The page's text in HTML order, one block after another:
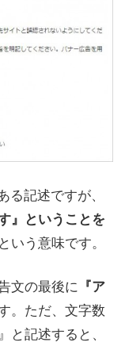
記述ですが、
』ということを
いう意味です。
文の最後に 『ア
。ただ、文字数
記述すると、